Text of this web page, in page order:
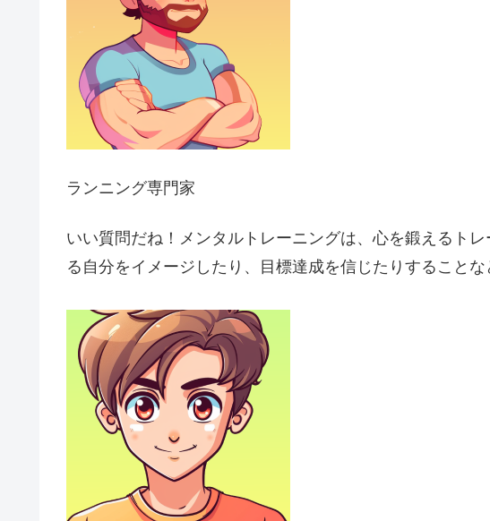
ランニング専門家
いい質問だね！メンタルトレーニングは、心を鍛えるト
る自分をイメージしたり、目標達成を信じたりすることな